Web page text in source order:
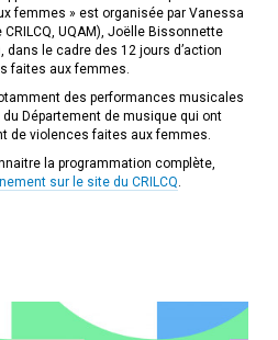
femmes » est organisée par Vanessa
UQAM), Joëlle Bissonnette
dans le cadre des 12 jours d’action
faites aux femmes.
des performances musicales
du Département de musique qui ont
de violences faites aux femmes.
la programmation complète,
sur le site du CRILCQ.